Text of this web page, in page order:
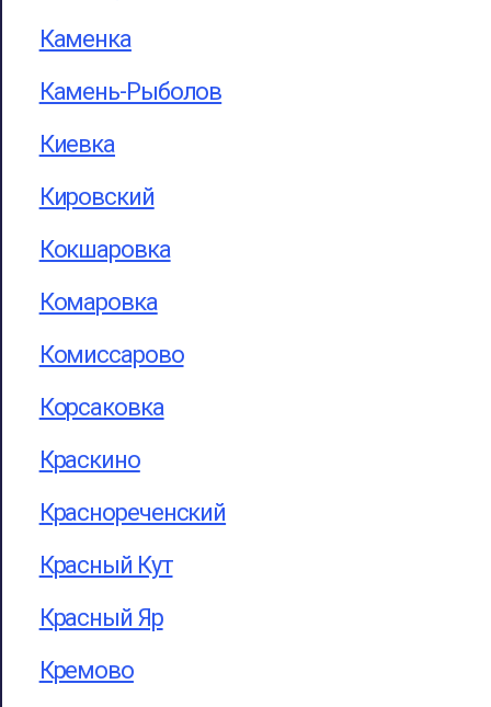
Каменка
Камень-Рыболов
Киевка
Кировский
Кокшаровка
Комаровка
Комиссарово
Корсаковка
Краскино
Краснореченский
Красный Кут
Красный Яр
Кремово